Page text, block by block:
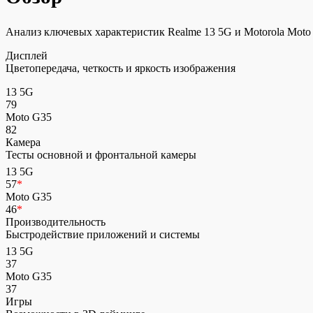
Анализ ключевых характеристик Realme 13 5G и Motorola
Дисплей
Цветопередача, четкость и яркость изображения
13 5G
79
Moto G35
82
Камера
Тесты основной и фронтальной камеры
13 5G
57*
Moto G35
46*
Производительность
Быстродействие приложений и системы
13 5G
37
Moto G35
37
Игры